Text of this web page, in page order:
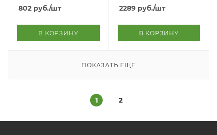
802 руб./шт
В КОРЗИНУ
Skin Rub SPA Skin
Cleanser Brush Refill
2289руб./шт
В КОРЗИНУ
ПОКАЗАТЬ ЕЩЕ
1 2